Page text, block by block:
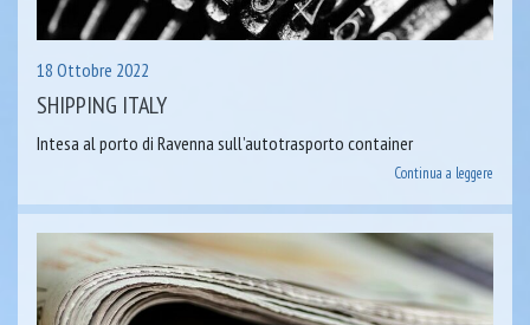
18 Ottobre 2022
SHIPPING ITALY
Intesa al porto di Ravenna sull’autotrasporto container
Continua a leggere